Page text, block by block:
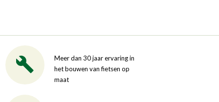
Meer dan 30 jaar ervaring in
het bouwen van fietsen op
maat